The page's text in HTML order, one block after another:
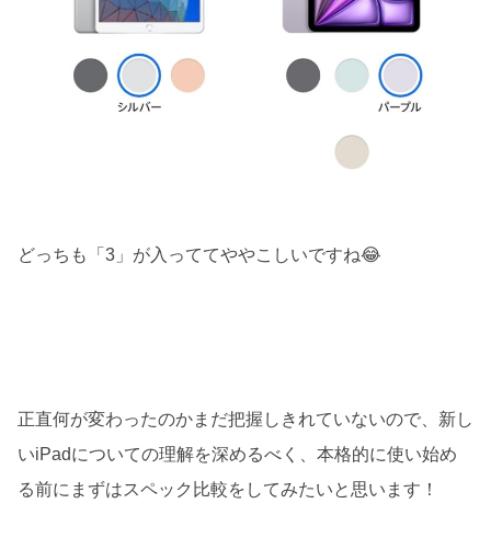
どっちも「3」が入っててややこしいですね😂
正直何が変わったのかまだ把握しきれていないので、新し
いiPadについての理解を深めるべく、本格的に使い始め
る前にまずはスペック比較をしてみたいと思います！